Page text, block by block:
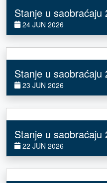
Stanje u saobraćaju
24 JUN 2026
Stanje u saobraćaju
23 JUN 2026
Stanje u saobraćaju
22 JUN 2026